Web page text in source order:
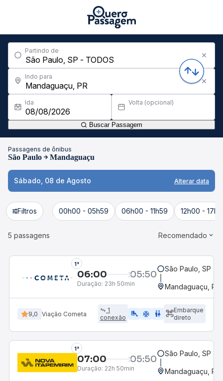
Partindo de
Indo para
Ida Volta (opcional)
Buscar Passagem
Passagens de ônibus
São Paulo Mandaguaçu
Sábado, 08 de Agosto Alterar data
Filtros 00h00 - 05h59 06h00 - 11h59 12h00 -
5 passagens Recomendado
1°
06:00 05:50
Duração: 23h 50min
São Paulo, SP -
Mandaguaçu, PR
9,0 Viação Cometa
1
conexão
airline_seat_legroom_extra ac_unit wc
Embarque
direto
1°
07:00 05:50
Duração: 22h 50min
São Paulo, SP -
Mandaguaçu, PR